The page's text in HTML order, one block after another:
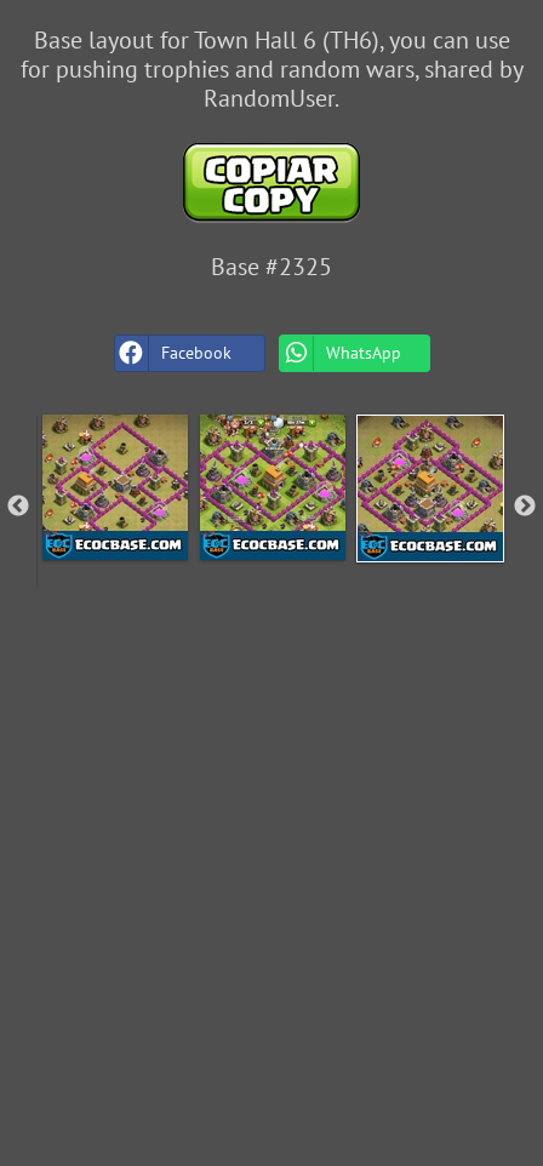
Base layout for Town Hall 6 (TH6), you can use
for pushing trophies and random wars, shared by
RandomUser.
Base #2325
Facebook WhatsApp